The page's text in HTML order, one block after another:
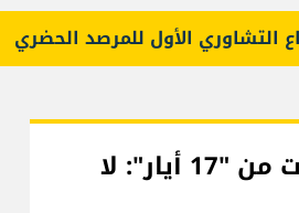
الأول للمرصد الحضري
بري أكد أن اتفاق الإطار "لن ينفّذ" وهو أسوأ بعشر مرات من "17 أيار": لا